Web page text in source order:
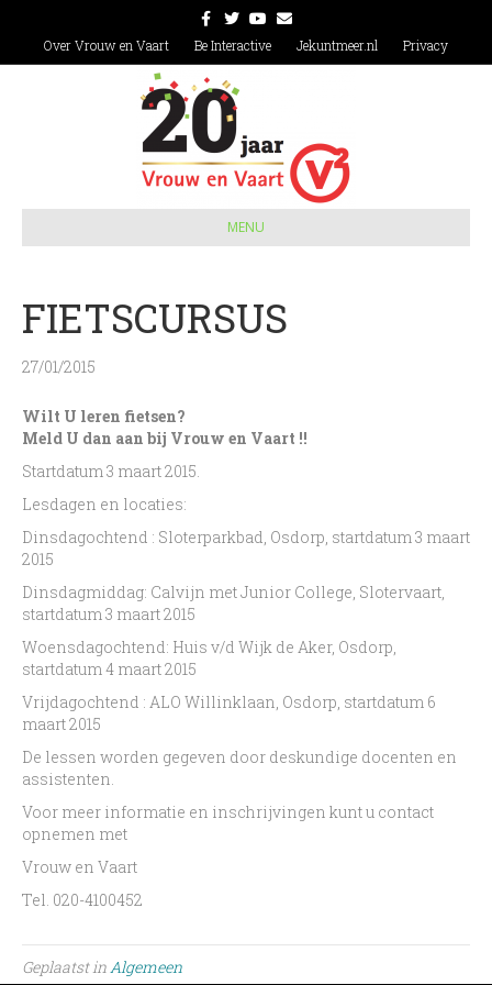
c
o
o
T
w
i
e
r
Y
o
u
E
m
a
Over Vrouw en Vaart Be Interactive Jekuntmeer.nl Privacy
MENU
FIETSCURSUS
27/01/2015
Wilt U leren fietsen?
Meld U dan aan bij Vrouw en Vaart !!
Startdatum 3 maart 2015.
Lesdagen en locaties:
Dinsdagochtend : Sloterparkbad, Osdorp, startdatum 3 maart
2015
Dinsdagmiddag: Calvijn met Junior College, Slotervaart,
startdatum 3 maart 2015
Woensdagochtend: Huis v/d Wijk de Aker, Osdorp,
startdatum 4 maart 2015
Vrijdagochtend : ALO Willinklaan, Osdorp, startdatum 6
maart 2015
De lessen worden gegeven door deskundige docenten en
assistenten.
Voor meer informatie en inschrijvingen kunt u contact
opnemen met
Vrouw en Vaart
Tel. 020-4100452
Geplaatst inAlgemeen